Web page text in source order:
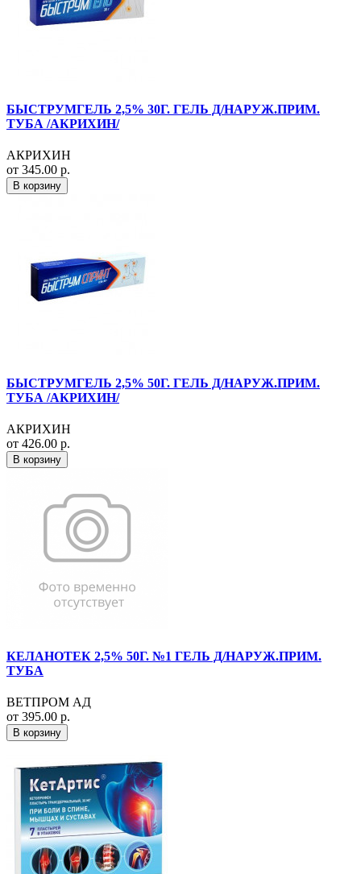
БЫСТРУМГЕЛЬ 2,5% 30Г. ГЕЛЬ Д/НАРУЖ.ПРИМ.
ТУБА /АКРИХИН/
АКРИХИН
от 345.00 р.
В корзину
БЫСТРУМГЕЛЬ 2,5% 50Г. ГЕЛЬ Д/НАРУЖ.ПРИМ.
ТУБА /АКРИХИН/
АКРИХИН
от 426.00 р.
В корзину
КЕЛАНОТЕК 2,5% 50Г. №1 ГЕЛЬ Д/НАРУЖ.ПРИМ.
ТУБА
ВЕТПРОМ АД
от 395.00 р.
В корзину